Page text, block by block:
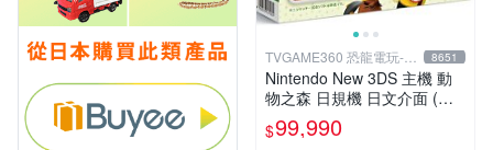
TVGAME360 恐龍電玩-台
中店
8651
Nintendo New 3DS 主機 動
物之森 日規機 日文介面 (附
原廠充電器+保護貼)【台中恐
龍電玩】
$99,990